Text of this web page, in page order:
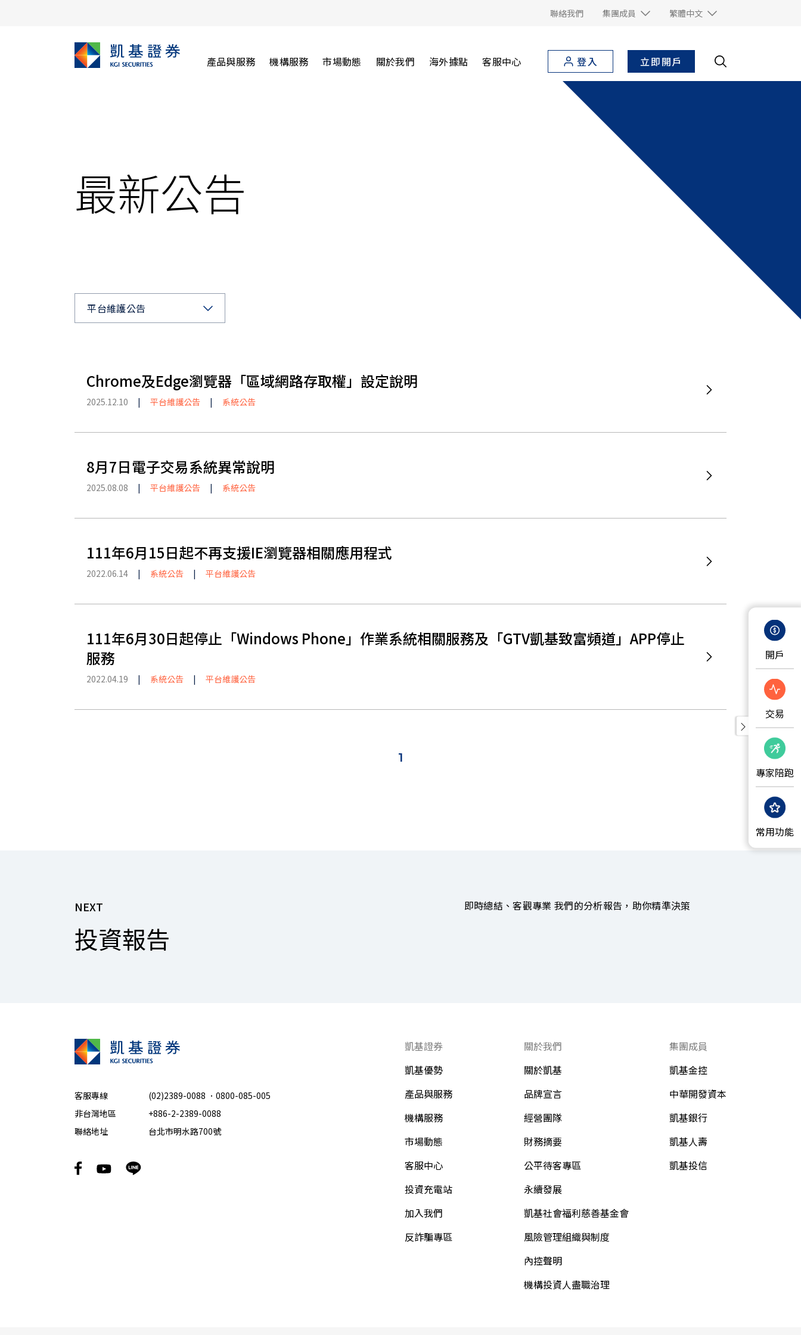
聯絡我們 集團成員 繁體中文
產品與服務 機構服務 市場動態 關於我們 海外據點 客服中心 登入 立即開戶
開戶
交易
專家陪跑
常用功能
最新公告
平台維護公告
Chrome及Edge瀏覽器「區域網路存取權」設定說明
2025.12.10 | 平台維護公告 | 系統公告
8月7日電子交易系統異常說明
2025.08.08 | 平台維護公告 | 系統公告
111年6月15日起不再支援IE瀏覽器相關應用程式
2022.06.14 | 系統公告 | 平台維護公告
111年6月30日起停止「Windows Phone」作業系統相關服務及「GTV凱基致富頻道」APP停止
服務
2022.04.19 | 系統公告 | 平台維護公告
1
NEXT
投資報告
即時總結、客觀專業 我們的分析報告，助你精準決策
客服專線 (02)2389-0088 ．0800-085-005
非台灣地區
+886-2-2389-0088
聯絡地址
台北市明水路700號
凱基證券
凱基優勢
產品與服務
機構服務
市場動態
客服中心
投資充電站
加入我們
反詐騙專區
關於我們
關於凱基
品牌宣言
經營團隊
財務摘要
公平待客專區
永續發展
凱基社會福利慈善基金會
風險管理組織與制度
內控聲明
機構投資人盡職治理
集團成員
凱基金控
中華開發資本
凱基銀行
凱基人壽
凱基投信